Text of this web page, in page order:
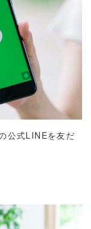
公式LINEを友だ